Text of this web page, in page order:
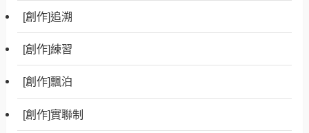
[創作]追溯
[創作]練習
[創作]飄泊
[創作]實聯制